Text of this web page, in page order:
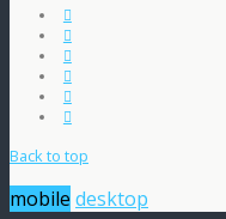
Back to top
mobile desktop